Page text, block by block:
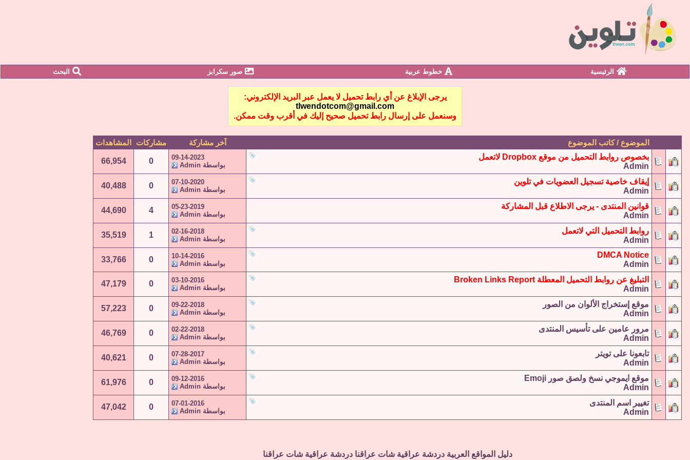
الرئيسية خطوط عربية صور سكرابز البحث
يرجى الإبلاغ عن أي رابط تحميل لا يعمل عبر البريد الإلكتروني:
tlwendotcom@gmail.com
وسنعمل على إرسال رابط تحميل صحيح إليك في أقرب وقت ممكن.
الموضوع / كاتب الموضوع آخر مشاركة مشاركات المشاهدات
بخصوص روابط التحميل من موقع Dropbox لاتعمل
Admin
09-14-2023
بواسطة Admin
0
66,954
إيقاف خاصية تسجيل العضويات في تلوين
Admin
07-10-2020
بواسطة Admin
0
40,488
قوانين المنتدى - يرجى الاطلاع قبل المشاركة
Admin
05-23-2019
بواسطة Admin
4
44,690
روابط التحميل التي لاتعمل
Admin
02-16-2018
بواسطة Admin
1
35,519
DMCA Notice
Admin
10-14-2016
بواسطة Admin
0
33,766
التبليغ عن روابط التحميل المعطلة Broken Links Report
Admin
03-10-2016
بواسطة Admin
0
47,179
موقع إستخراج الألوان من الصور
Admin
09-22-2018
بواسطة Admin
0
57,223
مرور عامين على تأسيس المنتدى
Admin
02-22-2018
بواسطة Admin
0
46,769
تابعونا على تويتر
Admin
07-28-2017
بواسطة Admin
0
40,621
موقع ايموجي نسخ ولصق صور Emoji
Admin
09-12-2016
بواسطة Admin
0
61,976
تغيير اسم المنتدى
Admin
07-01-2016
بواسطة Admin
0
47,042
دليل المواقع العربية دردشة عراقية شات عراقنا دردشة عراقية شات عراقنا